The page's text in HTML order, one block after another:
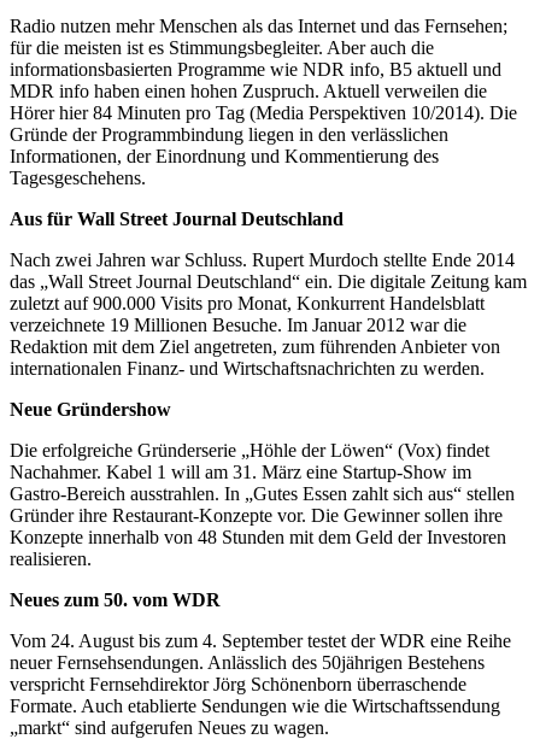
Radio nutzen mehr Menschen als das Internet und das Fernsehen;
für die meisten ist es Stimmungsbegleiter. Aber auch die
informationsbasierten Programme wie NDR info, B5 aktuell und
MDR info haben einen hohen Zuspruch. Aktuell verweilen die
Hörer hier 84 Minuten pro Tag (Media Perspektiven 10/2014). Die
Gründe der Programmbindung liegen in den verlässlichen
Informationen, der Einordnung und Kommentierung des
Tagesgeschehens.
Aus für Wall Street Journal Deutschland
Nach zwei Jahren war Schluss. Rupert Murdoch stellte Ende 2014
das „Wall Street Journal Deutschland“ ein. Die digitale Zeitung kam
zuletzt auf 900.000 Visits pro Monat, Konkurrent Handelsblatt
verzeichnete 19 Millionen Besuche. Im Januar 2012 war die
Redaktion mit dem Ziel angetreten, zum führenden Anbieter von
internationalen Finanz- und Wirtschaftsnachrichten zu werden.
Neue Gründershow
Die erfolgreiche Gründerserie „Höhle der Löwen“ (Vox) findet
Nachahmer. Kabel 1 will am 31. März eine Startup-Show im
Gastro-Bereich ausstrahlen. In „Gutes Essen zahlt sich aus“ stellen
Gründer ihre Restaurant-Konzepte vor. Die Gewinner sollen ihre
Konzepte innerhalb von 48 Stunden mit dem Geld der Investoren
realisieren.
Neues zum 50. vom WDR
Vom 24. August bis zum 4. September testet der WDR eine Reihe
neuer Fernsehsendungen. Anlässlich des 50jährigen Bestehens
verspricht Fernsehdirektor Jörg Schönenborn überraschende
Formate. Auch etablierte Sendungen wie die Wirtschaftssendung
„markt“ sind aufgerufen Neues zu wagen.